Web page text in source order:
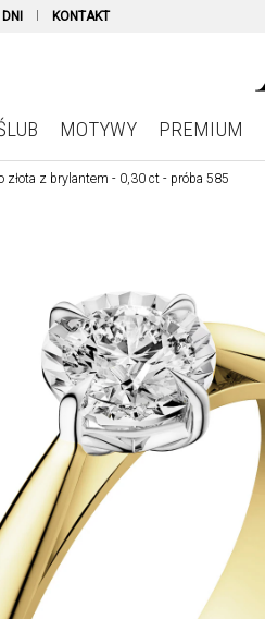
KONTAKT
MOTYWY PREMIUM
złota z brylantem - 0,30 ct - próba 585